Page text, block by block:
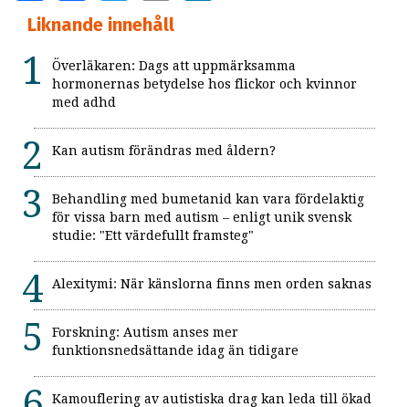
Liknande innehåll
Överläkaren: Dags att uppmärksamma
hormonernas betydelse hos flickor och kvinnor
med adhd
Kan autism förändras med åldern?
Behandling med bumetanid kan vara fördelaktig
för vissa barn med autism – enligt unik svensk
studie: "Ett värdefullt framsteg"
Alexitymi: När känslorna finns men orden saknas
Forskning: Autism anses mer
funktionsnedsättande idag än tidigare
Kamouflering av autistiska drag kan leda till ökad